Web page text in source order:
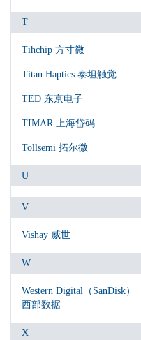
T
Tihchip 方寸微
Titan Haptics 泰坦触觉
TED 东京电子
TIMAR 上海岱码
Tollsemi 拓尔微
U
V
Vishay 威世
W
Western Digital（SanDisk）
西部数据
X